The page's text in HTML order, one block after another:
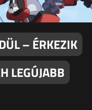
– ÉRKEZIK
LEGÚJABB